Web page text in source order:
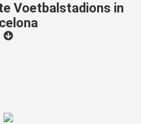
Voetbalstadions in